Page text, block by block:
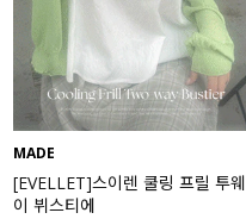
MADE
[EVELLET]스이렌 쿨링 프릴 투웨
이 뷔스티에